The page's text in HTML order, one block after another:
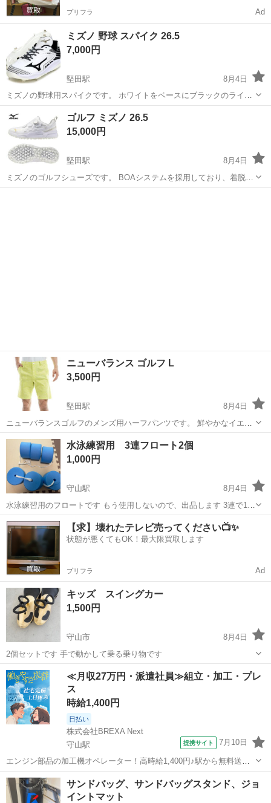
プリフラ Ad
ミズノ 野球 スパイク 26.5
7,000円
堅田駅
8月4日
ミズノの野球用スパイクです。 ホワイトをベースにブラックのライン
が入ったスタイリッシュなデザインです。 【ブランド】MIZUNO 【カ
ラー】ホワイト×ブラック 【定価】13,600円 野球の練習や試合に最適
な一足です。 ...
ゴルフ ミズノ 26.5
15,000円
堅田駅
8月4日
ミズノのゴルフシューズです。 BOAシステムを採用しており、着脱や
フィット感の調整が容易です。 スパイクレスタイプのため、ゴルフ場
ニューバランス ゴルフ L
3,500円
堅田駅
8月4日
ニューバランスゴルフのメンズ用ハーフパンツです。 鮮やかなイエロ
ーカラーに、ブランドロゴがデザインされた総柄モデルです。 ストレ
ッチ性があり、ゴルフのプレー中も快適に着用いただけます。 【ブラ
ンド】New Balance ...
滋賀 守山市 堅田駅 ゴルフ
水泳練習用 3連フロート2個
1,000円
守山駅
8月4日
水泳練習用のフロートです もう使用しないので、出品します 3連で1
個、1個あたり500円です 1個でも取引可能です 使用済み、自宅保管の
ため、ご理解ある方よろしくお願いします
滋賀 守山市 守山駅 水泳 使用済み
【求】壊れたテレビ売ってください📺✨
状態が悪くてもOK！最大限買取します
プリフラ Ad
キッズ スイングカー
1,500円
守山市
8月4日
2個セットです 手で動かして乗る乗り物です
滋賀 守山市 スポーツ キッズ
≪月収27万円・派遣社員≫組立・加工・プレ
ス
時給1,400円
日払い
株式会社BREXA Next
守山駅
提携サイト 7月10日
エンジン部品の加工機オペレーター！高時給1,400円♪駅から無料送迎
あり♪備品付きワンルーム寮完備！赴任旅費会社負担！有資格者活躍中
★通勤ラクラク無料送迎あり！嬉しい土日祝休み！住み込み・新生活
も安心！必要な食料を事前に準備...
滋賀 守山市 守山駅 その他
サンドバッグ、サンドバッグスタンド、ジョ
イントマット